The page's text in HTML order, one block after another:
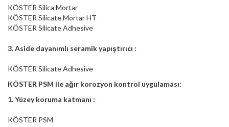
KÖSTER Silica Mortar
KÖSTER Silicate Mortar HT
KÖSTER Silicate Adhesive
3. Aside dayanımlı seramik yapıştırıcı :
KÖSTER Silicate Adhesive
KÖSTER PSM ile ağır korozyon kontrol uygulaması:
1. Yüzey koruma katmanı :
KÖSTER PSM